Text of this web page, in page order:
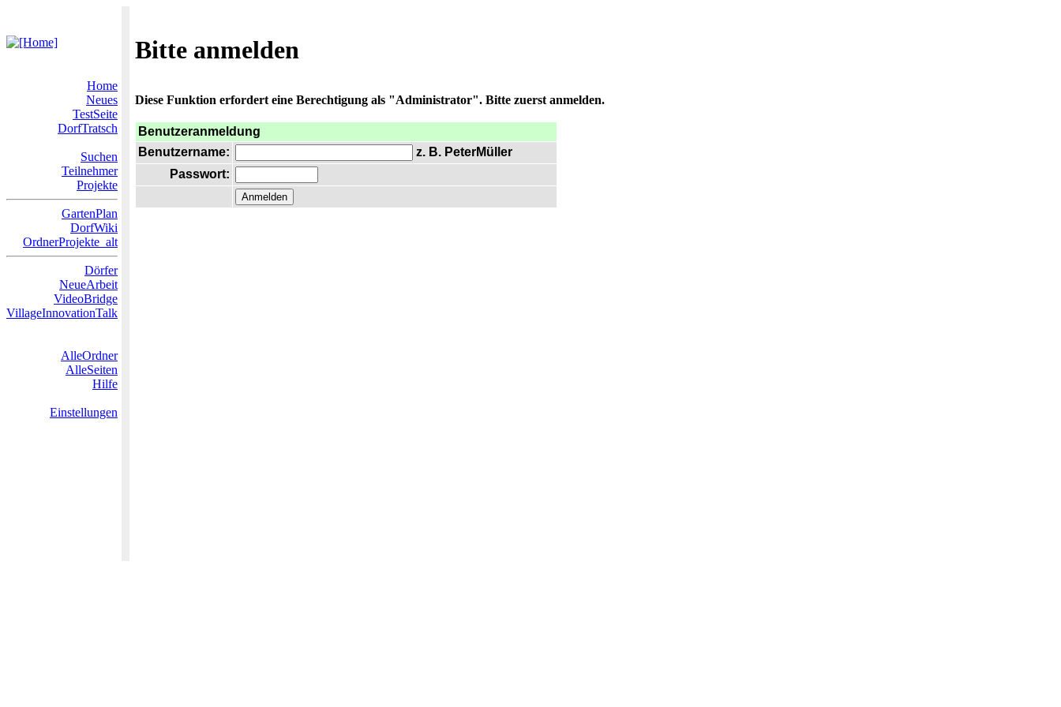
Bitte anmelden
Home
Neues
TestSeite
DorfTratsch
Suchen
Teilnehmer
Projekte
GartenPlan
DorfWiki
OrdnerProjekte_alt
Dörfer
NeueArbeit
VideoBridge
VillageInnovationTalk
AlleOrdner
AlleSeiten
Hilfe
Einstellungen
Diese Funktion erfordert eine Berechtigung als "Administrator". Bitte zuerst anmelden.
Benutzeranmeldung
Benutzername:
z. B. PeterMüller
Passwort: